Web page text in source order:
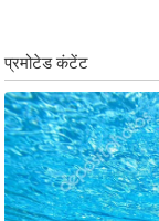
i
n
g
N
e
w